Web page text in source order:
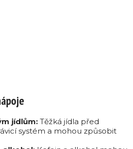
jídlům: Těžká jídla před
systém a mohou způsobit